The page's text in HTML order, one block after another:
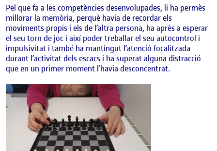
Pel que fa a les competències desenvolupades, li ha permès
millorar la memòria, perquè havia de recordar els
moviments propis i els de l’altra persona, ha après a esperar
el seu torn de joc i així poder treballar el seu autocontrol i
impulsivitat i també ha mantingut l’atenció focalitzada
durant l’activitat dels escacs i ha superat alguna distracció
que en un primer moment l’havia desconcentrat.